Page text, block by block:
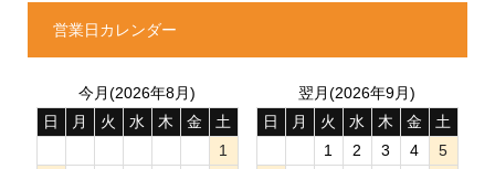
営業日カレンダー
今月(2026年8月)
日
月 火 水 木 金
土
1
翌月(2026年9月)
日
月 火 水 木 金
土
1
2 3 4
5